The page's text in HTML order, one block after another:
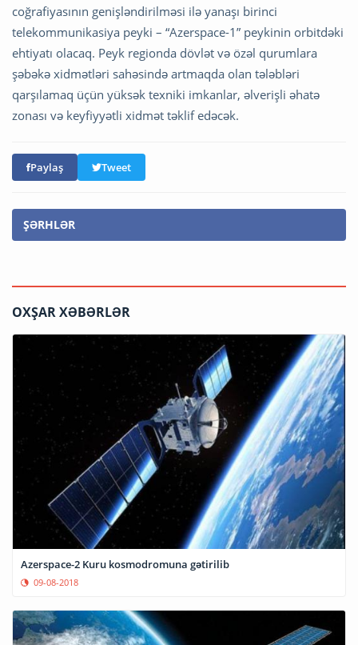
coğrafiyasının genişləndirilməsi ilə yanaşı birinci
telekommunikasiya peyki – “Azerspace-1” peykinin orbitdəki
ehtiyatı olacaq. Peyk regionda dövlət və özəl qurumlara
şəbəkə xidmətləri sahəsində artmaqda olan tələbləri
qarşılamaq üçün yüksək texniki imkanlar, əlverişli əhatə
zonası və keyfiyyətli xidmət təklif edəcək.
Paylaş Tweet
ŞƏRHLƏR
OXŞAR XƏBƏRLƏR
Azerspace-2 Kuru kosmodromuna gətirilib
09-08-2018